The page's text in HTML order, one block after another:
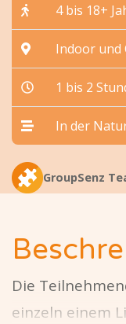
4 bis
Indoor und
1 bis 2
In der
GroupSenz
Die
einzeln einem